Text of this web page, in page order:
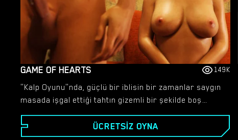
GAME OF HEARTS 149K
"Kalp Oyunu"nda, güçlü bir iblisin bir zamanlar saygın
masada işgal ettiği tahtın gizemli bir şekilde boş
kalmasıyla, Dünya'da yaklaşan halef çatışması ortaya
çıkıyor. Bu yokluk, her biri nihai güç koltuğu için
ÜCRETSIZ OYNA